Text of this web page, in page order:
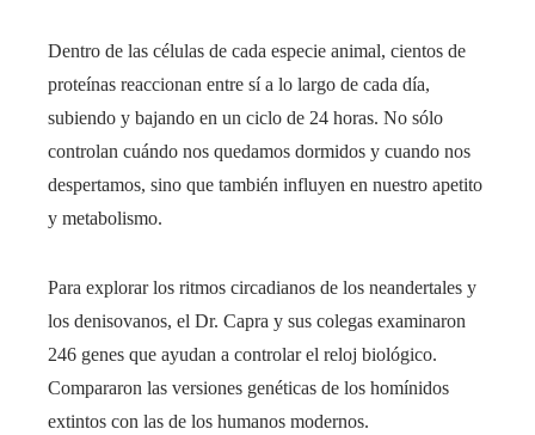
Dentro de las células de cada especie animal, cientos de
proteínas reaccionan entre sí a lo largo de cada día,
subiendo y bajando en un ciclo de 24 horas. No sólo
controlan cuándo nos quedamos dormidos y cuando nos
despertamos, sino que también influyen en nuestro apetito
y metabolismo.
Para explorar los ritmos circadianos de los neandertales y
los denisovanos, el Dr. Capra y sus colegas examinaron
246 genes que ayudan a controlar el reloj biológico.
Compararon las versiones genéticas de los homínidos
extintos con las de los humanos modernos.